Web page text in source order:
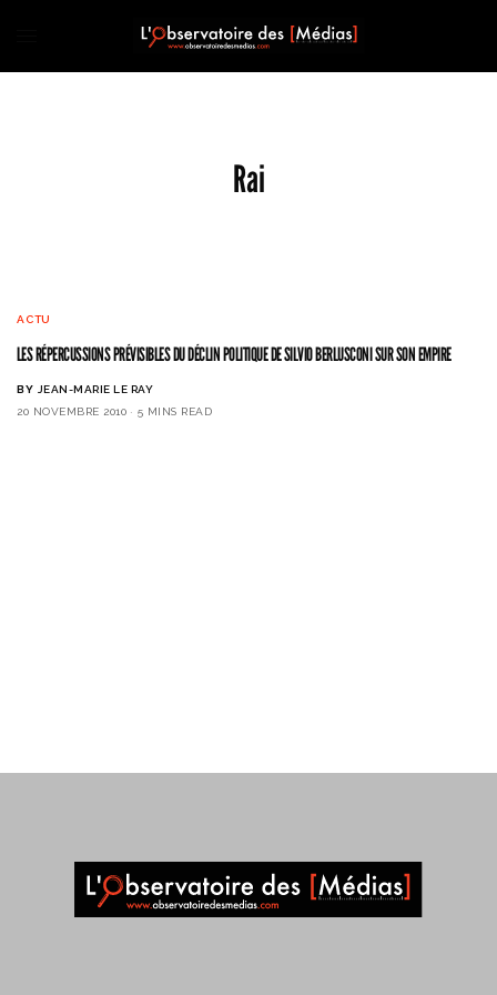
Rai
ACTU
LES RÉPERCUSSIONS PRÉVISIBLES DU DÉCLIN POLITIQUE DE SILVIO BERLUSCONI SUR SON EMPIRE
BY JEAN-MARIE LE RAY
20 NOVEMBRE 2010
5 MINS READ